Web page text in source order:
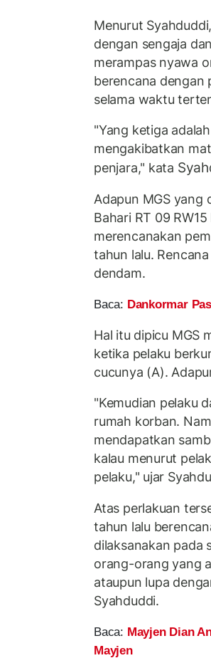
Menurut
dengan sengaja
merampas nyawa
berencana dengan
selama waktu
"Yang ketiga
mengakibatkan
penjara," kata
Adapun MGS yang
Bahari RT 09
merencanakan
tahun lalu.
dendam.
Baca: Dankormar
Hal itu dipicu MGS
ketika pelaku
cucunya (A).
"Kemudian pelaku
rumah korban.
mendapatkan
kalau menurut
pelaku," ujar
Atas perlakuan
tahun lalu
dilaksanakan pada
orang-orang yang
ataupun lupa
Syahduddi.
Baca: Mayjen Dian
Mayjen